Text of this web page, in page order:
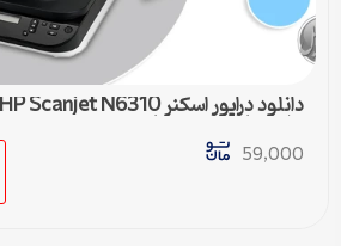
برای تمامی ویندوزها
59,000